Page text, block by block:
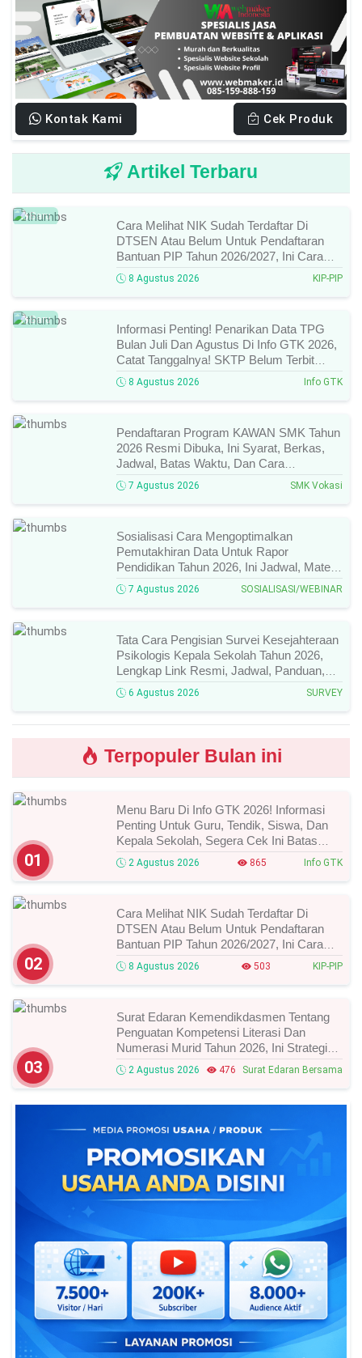
Kontak Kami Cek Produk
Artikel Terbaru
Baru
Cara Melihat NIK Sudah Terdaftar Di
DTSEN Atau Belum Untuk Pendaftaran
Bantuan PIP Tahun 2026/2027, Ini Cara
Cek Dan Syarat Perubahan Desil!
8 Agustus 2026 KIP-PIP
Baru
Informasi Penting! Penarikan Data TPG
Bulan Juli Dan Agustus Di Info GTK 2026,
Catat Tanggalnya! SKTP Belum Terbit
Januari–Juni, Ini Prosesnya!
8 Agustus 2026 Info GTK
Pendaftaran Program KAWAN SMK Tahun
2026 Resmi Dibuka, Ini Syarat, Berkas,
Jadwal, Batas Waktu, Dan Cara
Pendaftarannya!
7 Agustus 2026 SMK Vokasi
Sosialisasi Cara Mengoptimalkan
Pemutakhiran Data Untuk Rapor
Pendidikan Tahun 2026, Ini Jadwal, Materi,
Narasumber, Dan Link Mengikutinya!
7 Agustus 2026 SOSIALISASI/WEBINAR
Tata Cara Pengisian Survei Kesejahteraan
Psikologis Kepala Sekolah Tahun 2026,
Lengkap Link Resmi, Jadwal, Panduan,
Dan Hal Yang Wajib Diperhatikan!
6 Agustus 2026 SURVEY
Terpopuler Bulan ini
01
Menu Baru Di Info GTK 2026! Informasi
Penting Untuk Guru, Tendik, Siswa, Dan
Kepala Sekolah, Segera Cek Ini Batas
Waktunya!
2 Agustus 2026 865 Info GTK
02
Cara Melihat NIK Sudah Terdaftar Di
DTSEN Atau Belum Untuk Pendaftaran
Bantuan PIP Tahun 2026/2027, Ini Cara
Cek Dan Syarat Perubahan Desil!
8 Agustus 2026 503 KIP-PIP
03
Surat Edaran Kemendikdasmen Tentang
Penguatan Kompetensi Literasi Dan
Numerasi Murid Tahun 2026, Ini Strategi
Dan Alurnya
2 Agustus 2026 476 Surat Edaran Bersama